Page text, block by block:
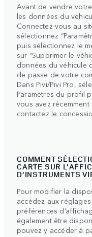
Avant de vendre
les données du
Connectez-vous au
sélectionnez
puis sélectionnez le
sur “Supprimer le
données du véhicule
de passe de votre
Dans Pivi/Pivi Pro,
Paramètres du profil
vous avez
contactez le
COMMENT
CARTE SUR
D’INSTRUMENTS
Pour modifier la
accédez aux
préférences
également être
pouvez y accéder à